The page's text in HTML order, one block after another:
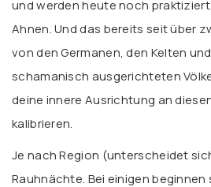
und werden heute noch
Ahnen. Und das bereits seit über
von den Germanen, den Kelten
schamanisch ausgerichteten
deine innere Ausrichtung an
kalibrieren.
Je nach Region (unterscheidet
Rauhnächte. Bei einigen